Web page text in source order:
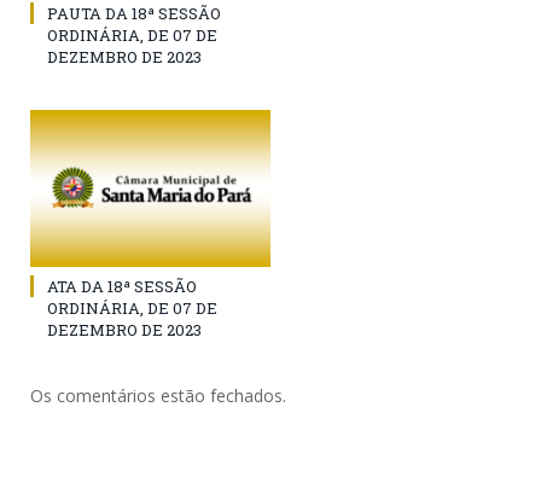
PAUTA DA 18ª SESSÃO
ORDINÁRIA, DE 07 DE
DEZEMBRO DE 2023
ATA DA 18ª SESSÃO
ORDINÁRIA, DE 07 DE
DEZEMBRO DE 2023
Os comentários estão fechados.